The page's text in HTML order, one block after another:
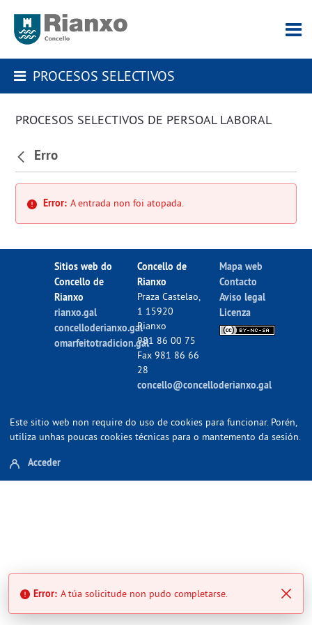
PROCESOS SELECTIVOS
PROCESOS SELECTIVOS DE PERSOAL LABORAL
Erro
Error: A entrada non foi atopada.
Sitios web do
Concello de
Rianxo
rianxo.gal
concelloderianxo.gal
omarfeitotradicion.gal
Concello de
Rianxo
Praza Castelao,
1 15920
Rianxo
981 86 00 75
Fax 981 86 66
28
concello@concelloderianxo.gal
Mapa web
Contacto
Aviso legal
Licenza
Este sitio web non require do uso de cookies para funcionar. Porén,
utiliza unhas poucas cookies técnicas para o mantemento da sesión.
Acceder
Error: A túa solicitude non pudo completarse.